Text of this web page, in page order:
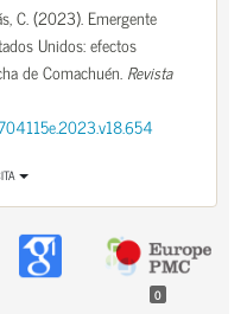
C. (2023). Emergente
Unidos: efectos
de Comachuén. Revista
0